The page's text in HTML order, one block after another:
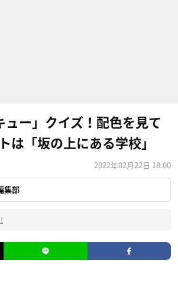
ュー」クイズ！配色を見て
は「坂の上にある学校」
2022年02月22日 18:00
集部